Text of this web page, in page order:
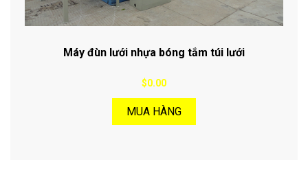
Máy đùn lưới nhựa bóng tắm túi lưới
$0.00
MUA HÀNG